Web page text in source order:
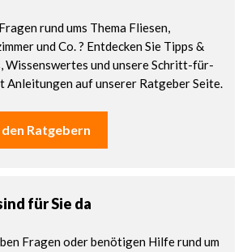
rund ums Thema Fliesen,
und Co. ? Entdecken Sie Tipps &
Wissenswertes und unsere Schritt-für-
Anleitungen auf unserer Ratgeber Seite.
den Ratgebern
für Sie da
Fragen oder benötigen Hilfe rund um